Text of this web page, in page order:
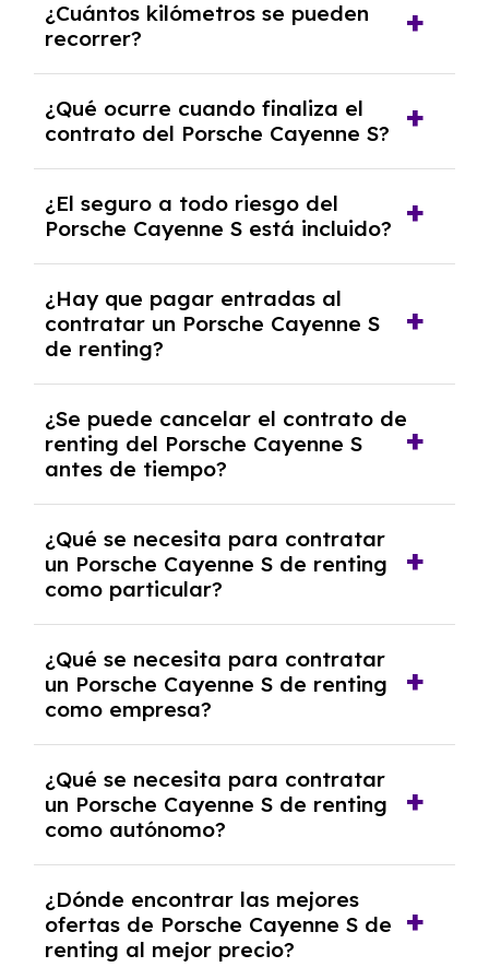
renting, que normalmente varía entre 2 y 5
años.
¿Cuántos kilómetros se pueden
recorrer?
contrato y puede variar entre 10,000 y
30,000 km anuales. Si excedes ese límite,
puede haber un cargo adicional.
¿Qué ocurre cuando finaliza el
contrato del Porsche Cayenne S?
coche, renovarlo por uno nuevo o, en algunos
casos, comprarlo a un precio previamente
acordado.
¿El seguro a todo riesgo del
Porsche Cayenne S está incluido?
Cayenne S con el seguro a todo riesgo sin
franquicia incluido dentro de las cuotas
mensuales.
¿Hay que pagar entradas al
contratar un Porsche Cayenne S
de renting?
tendrás que pagar ningún tipo de entrada
salvo en casos que lo exija el proveedor
debido al resultado del estudio de viabilidad
económica.
¿Se puede cancelar el contrato de
renting del Porsche Cayenne S
antes de tiempo?
pero puede haber penalizaciones por
cancelación anticipada. Es importante revisar
las condiciones del contrato y hablar con un
experto que te asesore.
¿Qué se necesita para contratar
un Porsche Cayenne S de renting
como particular?
y, en algunos casos, una consulta de solvencia
crediticia y un pago inicial.
¿Qué se necesita para contratar
un Porsche Cayenne S de renting
como empresa?
documentación financiera y, en algunos
casos, un informe de solvencia de la empresa
y un pago inicial.
¿Qué se necesita para contratar
un Porsche Cayenne S de renting
como autónomo?
autónomos, justificante de ingresos y, en
algunos casos, un informe fiscal y un pago
inicial.
¿Dónde encontrar las mejores
ofertas de Porsche Cayenne S de
renting al mejor precio?